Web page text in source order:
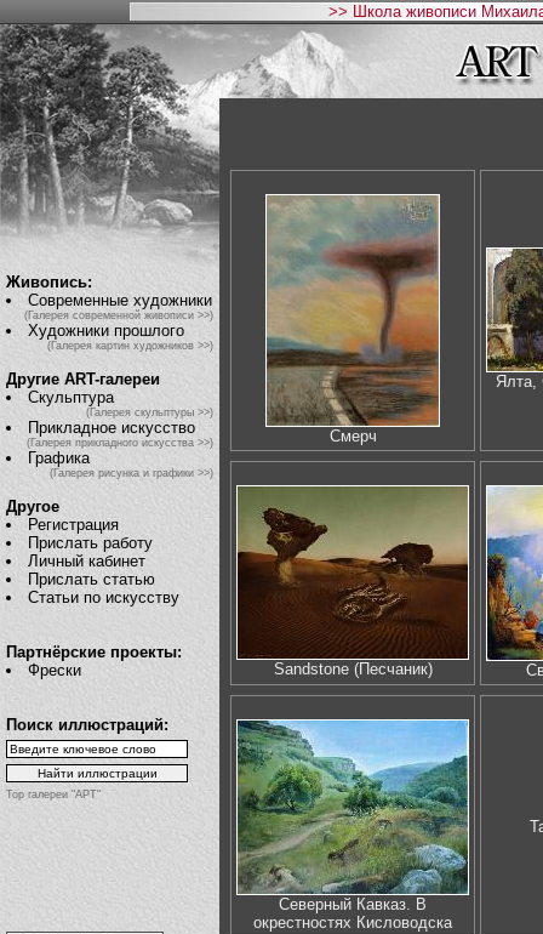
>> Школа живописи
Живопись:
Современные художники
(Галерея современной живописи >>)
Художники прошлого
(Галерея картин художников >>)
Другие ART-галереи
Скульптура
(Галерея скульптуры >>)
Прикладное искусство
(Галерея прикладного искусства >>)
Графика
(Галерея рисунка и графики >>)
Другое
Регистрация
Прислать работу
Личный кабинет
Прислать статью
Статьи по искусству
Партнёрские проекты:
Фрески
Поиск иллюстраций:
Top галереи "АРТ"
Смерч
Ялта,
Sandstone (Песчаник)
Северный Кавказ. В
окрестностях Кисловодска